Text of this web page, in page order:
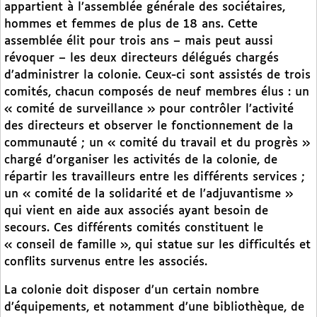
appartient à l’assemblée générale des sociétaires,
hommes et femmes de plus de 18 ans. Cette
assemblée élit pour trois ans – mais peut aussi
révoquer – les deux directeurs délégués chargés
d’administrer la colonie. Ceux-ci sont assistés de trois
comités, chacun composés de neuf membres élus : un
« comité de surveillance » pour contrôler l’activité
des directeurs et observer le fonctionnement de la
communauté ; un « comité du travail et du progrès »
chargé d’organiser les activités de la colonie, de
répartir les travailleurs entre les différents services ;
un « comité de la solidarité et de l’adjuvantisme »
qui vient en aide aux associés ayant besoin de
secours. Ces différents comités constituent le
« conseil de famille », qui statue sur les difficultés et
conflits survenus entre les associés.
La colonie doit disposer d’un certain nombre
d’équipements, et notamment d’une bibliothèque, de